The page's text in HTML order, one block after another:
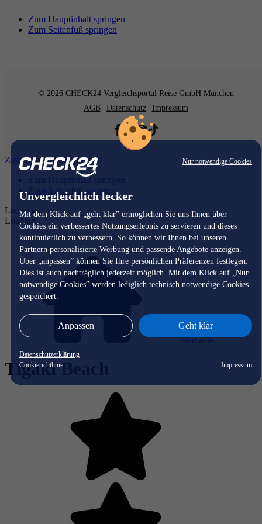
Nur notwendige Cookies
Unvergleichlich lecker
Mit dem Klick auf „geht klar” ermöglichen Sie uns Ihnen über
Cookies ein verbessertes Nutzungserlebnis zu servieren und dieses
kontinuierlich zu verbessern. So können wir Ihnen bei unseren
Partnern personalisierte Werbung und passende Angebote anzeigen.
Über „anpassen” können Sie Ihre persönlichen Präferenzen festlegen.
Dies ist auch nachträglich jederzeit möglich. Mit dem Klick auf „Nur
notwendige Cookies” werden lediglich technisch notwendige Cookies
gespeichert.
Anpassen Geht klar
Datenschutzerklärung
Cookierichtlinie
Impressum
Zum Hauptinhalt springen
Zum Seitenfuß springen
© 2026 CHECK24 Vergleichsportal Reise GmbH München
AGB
Datenschutz Impressum
Zum Hauptinhalt springen
Zum Hauptinhalt springen
Zum Seitenfuß springen
Loading...
Loading...
Startseite
Tigaki Beach